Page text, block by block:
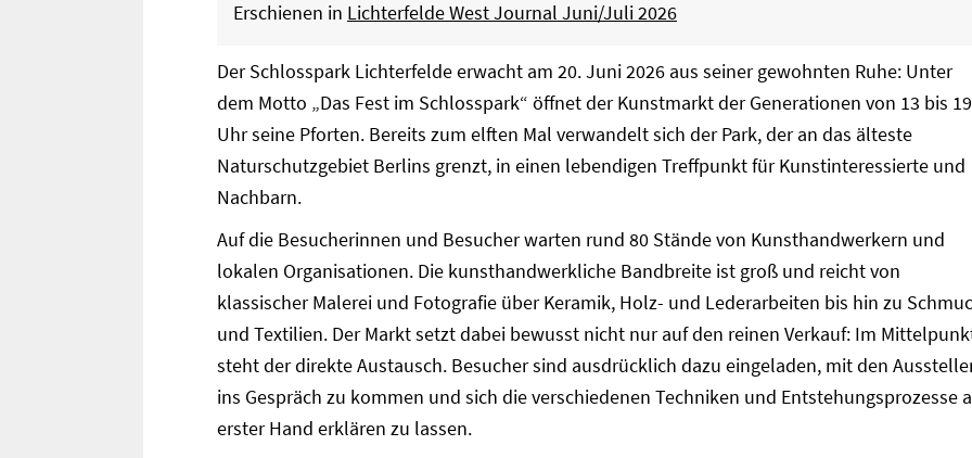
Erschienen in Lichterfelde West Journal Juni/Juli 2026
Der Schlosspark Lichterfelde erwacht am 20. Juni 2026 aus seiner gewohnten Ruhe: Unter
dem Motto „Das Fest im Schlosspark“ öffnet der Kunstmarkt der Generationen von 13 bis 19
Uhr seine Pforten. Bereits zum elften Mal verwandelt sich der Park, der an das älteste
Naturschutzgebiet Berlins grenzt, in einen lebendigen Treffpunkt für Kunstinteressierte und
Nachbarn.
Auf die Besucherinnen und Besucher warten rund 80 Stände von Kunsthandwerkern und
lokalen Organisationen. Die kunsthandwerkliche Bandbreite ist groß und reicht von
klassischer Malerei und Fotografie über Keramik, Holz- und Lederarbeiten bis hin zu
und Textilien. Der Markt setzt dabei bewusst nicht nur auf den reinen Verkauf: Im
steht der direkte Austausch. Besucher sind ausdrücklich dazu eingeladen, mit den
ins Gespräch zu kommen und sich die verschiedenen Techniken und Entstehungsprozesse
erster Hand erklären zu lassen.